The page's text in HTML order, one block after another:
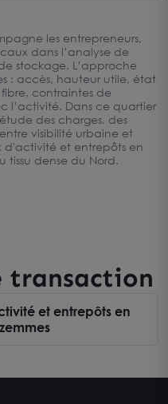
les entrepreneurs,
dans l’analyse de
stockage. L’approche
: accès, hauteur utile, état
fibre, contraintes de
l’activité. Dans ce quartier
des charges, des
visibilité urbaine et
d'activité et entrepôts en
tissu dense du Nord.
transaction
et entrepôts en